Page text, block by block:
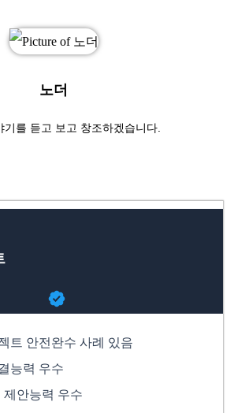
노더
기를 듣고 보고 창조하겠습니다.
트 안전완수 사례 있음
능력 우수
제안능력 우수